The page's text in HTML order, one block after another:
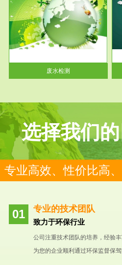
废水检测
废气测试
检测范围工业废气检测包括有机
废气和无机废气。有机废气主要
包括...
选择我们
专业高效、性价比高
专业的技术团队
致力于环保行业
公司注重技术团队的培养，经验
为您的企业顺利通过环保监督保